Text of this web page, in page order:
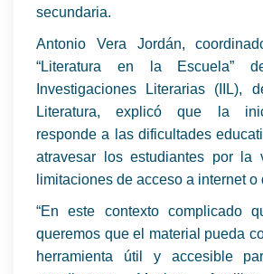
secundaria.
Antonio Vera Jordán,
“Literatura en la Escuela”
Investigaciones Literarias (IIL),
Literatura, explicó que la
responde a las dificultades
atravesar los estudiantes por la
limitaciones de acceso a internet o
“En este contexto complicado
queremos que el material pueda
herramienta útil y accesible